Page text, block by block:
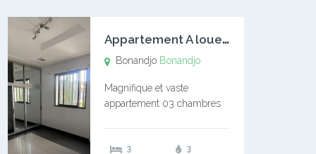
A
ppartement A louer Bonandjo
Bonandjo Bonandjo
Magnifique et vaste
appartement 03 chambres
douches 01 vaste salon 01
3
3